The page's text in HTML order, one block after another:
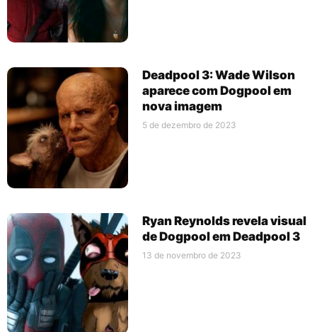
Deadpool 3: Wade Wilson
aparece com Dogpool em
nova imagem
5 de dezembro de 2023
Ryan Reynolds revela visual
de Dogpool em Deadpool 3
13 de novembro de 2023